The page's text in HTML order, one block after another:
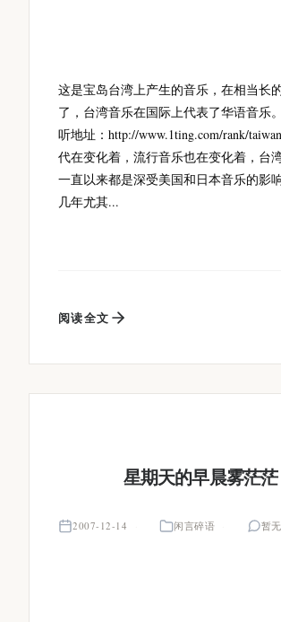
这是宝岛台湾上产生的音乐，在相当长
了，台湾音乐在国际上代表了华语音乐
听地址：http://www.1ting.com/rank/
代在变化着，流行音乐也在变化着，台
一直以来都是深受美国和日本音乐的影
几年尤其...
阅读全文
星期天的早晨雾茫茫
2007-12-14 闲言碎语 暂